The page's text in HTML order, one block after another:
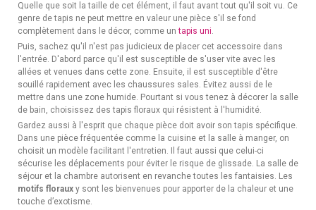
Quelle que soit la taille de cet élément, il faut avant tout qu'il soit vu. Ce
genre de tapis ne peut mettre en valeur une pièce s'il se fond
complètement dans le décor, comme untapis uni.
Puis, sachez qu'il n'est pas judicieux de placer cet accessoire dans
l'entrée. D'abord parce qu'il est susceptible de s'user vite avec les
allées et venues dans cette zone. Ensuite, il est susceptible d'être
souillé rapidement avec les chaussures sales. Évitez aussi de le
mettre dans une zone humide. Pourtant si vous tenez à décorer la salle
de bain, choisissez des tapis floraux qui résistent à l'humidité.
Gardez aussi à l'esprit que chaque pièce doit avoir son tapis spécifique.
Dans une pièce fréquentée comme la cuisine et la salle à manger, on
choisit un modèle facilitant l'entretien. Il faut aussi que celui-ci
sécurise les déplacements pour éviter le risque de glissade. La salle de
séjour et la chambre autorisent en revanche toutes les fantaisies. Les
motifs floraux y sont les bienvenues pour apporter de la chaleur et une
touche d’exotisme.